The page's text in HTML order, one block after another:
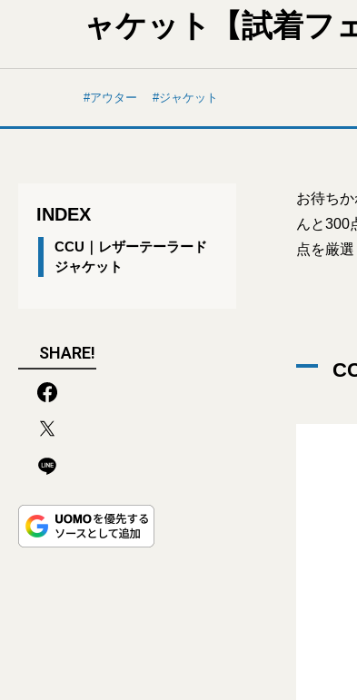
ャケット【試着フ
アウター ジャケット
INDEX
CCU｜レザーテーラード
ジャケット
SHARE!
お待ち
んと300
点を厳